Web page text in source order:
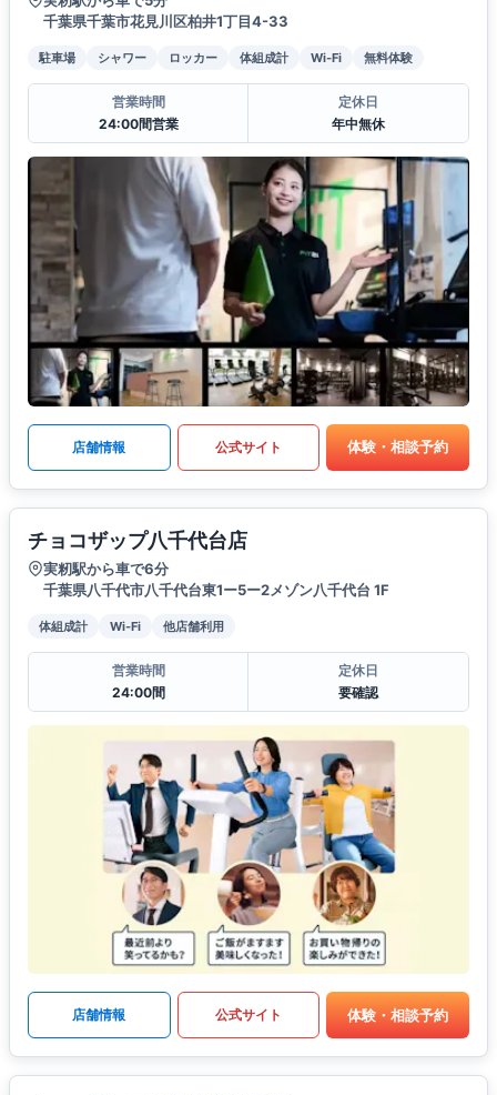
千葉県千葉市花見川区柏井1丁目4-33
駐車場 シャワー ロッカー 体組成計 Wi-Fi 無料体験
営業時間
24:00間営業
定休日
年中無休
店舗情報 公式サイト 体験・相談予約
チョコザップ八千代台店
実籾駅から車で6分
千葉県八千代市八千代台東1ー5ー2メゾン八千代台 1F
体組成計 Wi-Fi 他店舗利用
営業時間
24:00間
定休日
要確認
店舗情報 公式サイト 体験・相談予約